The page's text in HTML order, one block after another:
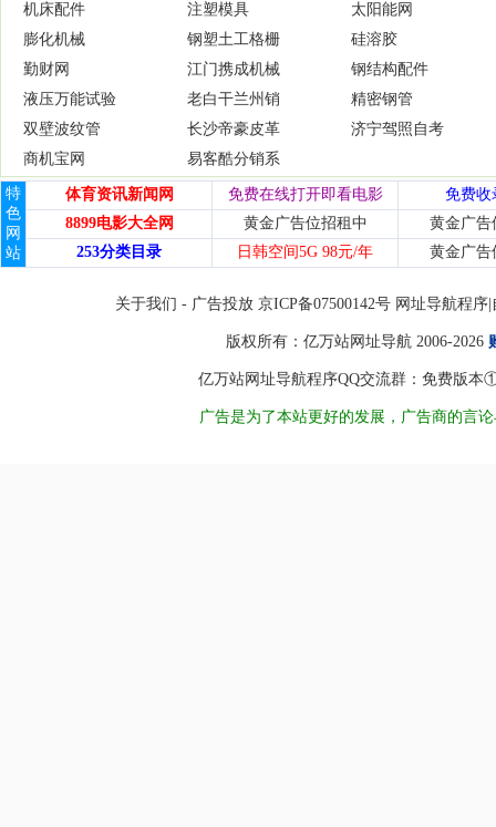
机床配件
注塑模具
太阳能网
膨化机械
钢塑土工格栅
硅溶胶
勤财网
江门携成机械
钢结构配件
液压万能试验
老白干兰州销
精密钢管
双壁波纹管
长沙帝豪皮革
济宁驾照自考
商机宝网
易客酷分销系
特
色
网
站
体育资讯新闻网 免费在线打开即看电影
免费收
8899电影大全网
黄金广告位招租中
黄金广告
253分类目录
日韩空间5G 98元/年 黄金广告
关于我们 - 广告投放 京ICP备07500142号 网址导航程
版权所有： 亿万站网址导航2006-2026
亿万站网址导航程序QQ交流群：免费版本
广告是为了本站更好的发展，广告商的言